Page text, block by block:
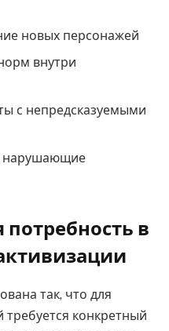
новых персонажей
внутри
с непредсказуемыми
нарушающие
потребность в
так, что для
требуется конкретный